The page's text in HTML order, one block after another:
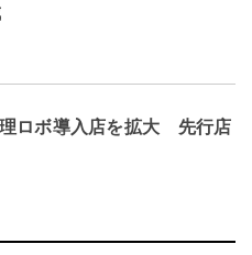
理ロボ導入店を拡大 先行店